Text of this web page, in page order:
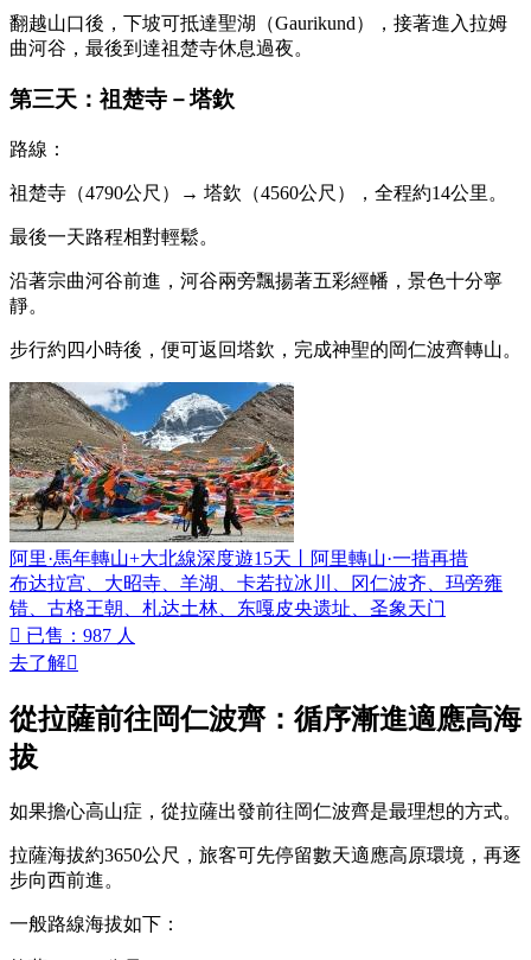
翻越山口後，下坡可抵達聖湖（Gaurikund），接著進入拉姆
曲河谷，最後到達祖楚寺休息過夜。
第三天：祖楚寺－塔欽
路線：
祖楚寺（4790公尺）→ 塔欽（4560公尺），全程約14公里。
最後一天路程相對輕鬆。
沿著宗曲河谷前進，河谷兩旁飄揚著五彩經幡，景色十分寧
靜。
步行約四小時後，便可返回塔欽，完成神聖的岡仁波齊轉山。
阿里·馬年轉山+大北線深度遊15天丨阿里轉山·一措再措
布达拉宫、大昭寺、羊湖、卡若拉冰川、冈仁波齐、玛旁雍
错、古格王朝、札达土林、东嘎皮央遗址、圣象天门
 已售：987 人
去了解
從拉薩前往岡仁波齊：循序漸進適應高海
拔
如果擔心高山症，從拉薩出發前往岡仁波齊是最理想的方式。
拉薩海拔約3650公尺，旅客可先停留數天適應高原環境，再逐
步向西前進。
一般路線海拔如下：